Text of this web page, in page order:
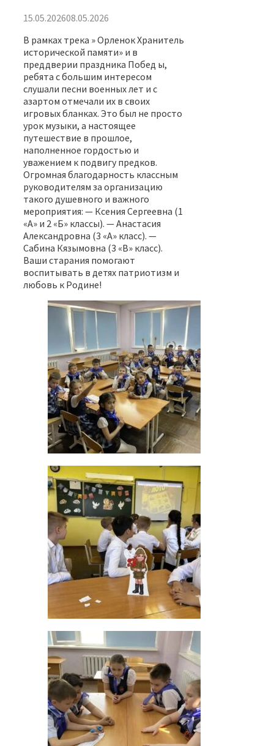
15.05.202608.05.2026
В рамках трека » Орленок Хранитель
исторической памяти» и в
преддверии праздника Побед ы,
ребята с большим интересом
слушали песни военных лет и с
азартом отмечали их в своих
игровых бланках. Это был не просто
урок музыки, а настоящее
путешествие в прошлое,
наполненное гордостью и
уважением к подвигу предков.
Огромная благодарность классным
руководителям за организацию
такого душевного и важного
мероприятия: — Ксения Сергеевна (1
«А» и 2 «Б» классы). — Анастасия
Александровна (3 «А» класс). —
Сабина Кязымовна (3 «В» класс).
Ваши старания помогают
воспитывать в детях патриотизм и
любовь к Родине! ⁣